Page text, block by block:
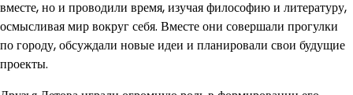
вместе, но и проводили время, изучая философию и литературу,
осмысливая мир вокруг себя. Вместе они совершали прогулки
по городу, обсуждали новые идеи и планировали свои будущие
проекты.